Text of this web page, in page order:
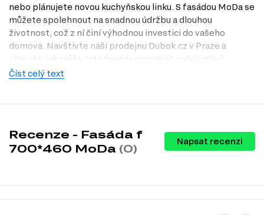
nebo plánujete novou kuchyňskou linku. S fasádou MoDa se
můžete spolehnout na snadnou údržbu a dlouhou
životnost, což z ní činí výhodnou investici do vašeho
domova. Navštivte naši prodejnu Dubok.cz v Praze a
objevte, jak může tato fasáda proměnit vaši kuchyň.
Dostupné modifikace produktu
následujících modifikací:
Číst celý text
Recenze - Fasáda f
700*460 MoDa (0)
Napsat recenzi